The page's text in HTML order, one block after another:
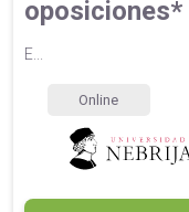
oposiciones*
E...
Online